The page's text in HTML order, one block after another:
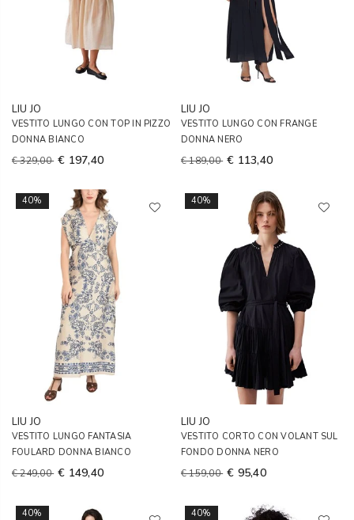
LIU JO
VESTITO LUNGO CON TOP IN PIZZO
DONNA BIANCO
€ 329,00 € 197,40
LIU JO
VESTITO LUNGO CON FRANGE
DONNA NERO
€ 189,00 € 113,40
40%
LIU JO
VESTITO LUNGO FANTASIA
FOULARD DONNA BIANCO
€ 249,00 € 149,40
40%
LIU JO
VESTITO CORTO CON VOLANT SUL
FONDO DONNA NERO
€ 159,00 € 95,40
40% 40%